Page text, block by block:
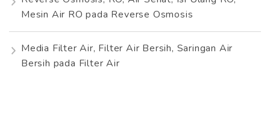
Mesin Air RO pada Reverse Osmosis
Media Filter Air, Filter Air Bersih, Saringan Air
Bersih pada Filter Air